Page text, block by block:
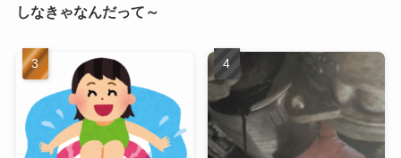
しなきゃなんだって～